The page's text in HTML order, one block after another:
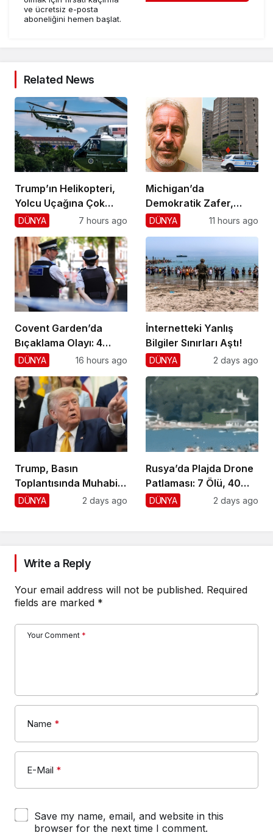
ve ücretsiz e-posta
aboneliğini hemen başlat.
Related News
Trump’ın Helikopteri,
Yolcu Uçağına Çok
Yaklaştı!
DÜNYA 7 hours ago
Michigan’da
Demokratik Zafer,
Cumhuriyetçilere
DÜNYA 11 hours ago
Covent Garden’da
Bıçaklama Olayı: 4
Yaralı, 1 Gözaltı
DÜNYA 16 hours ago
İnternetteki Yanlış
Bilgiler Sınırları Aştı!
DÜNYA 2 days ago
Trump, Basın
Toplantısında Muhabiri
Fena Yerden Aldı
DÜNYA 2 days ago
Rusya’da Plajda Drone
Patlaması: 7 Ölü, 40
Yaralı
DÜNYA 2 days ago
Write a Reply
Your email address will not be published. Required
fields are marked *
Your Comment *
Name *
E-Mail *
Save my name, email, and website in this
browser for the next time I comment.